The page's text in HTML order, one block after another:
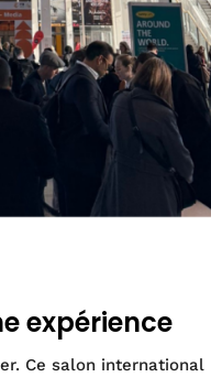
expérience
Ce salon international